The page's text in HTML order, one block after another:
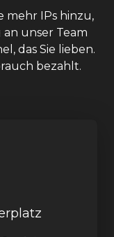
mehr IPs hinzu,
unser Team
das Sie lieben.
bezahlt.